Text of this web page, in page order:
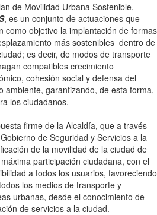
de Movilidad Urbana Sostenible,
, es un conjunto de actuaciones que
como objetivo la implantación de formas
más sostenibles dentro de
es decir, de modos de transporte
compatibles crecimiento
cohesión social y defensa del
ambiente, garantizando, de esta forma,
los ciudadanos.
firme de la Alcaldía, que a través
de Seguridad y Servicios a la
de la movilidad de la ciudad de
participación ciudadana, con el
a todos los usuarios, favoreciendo
los medios de transporte y
urbanas, desde el conocimiento de
de servicios a la ciudad.